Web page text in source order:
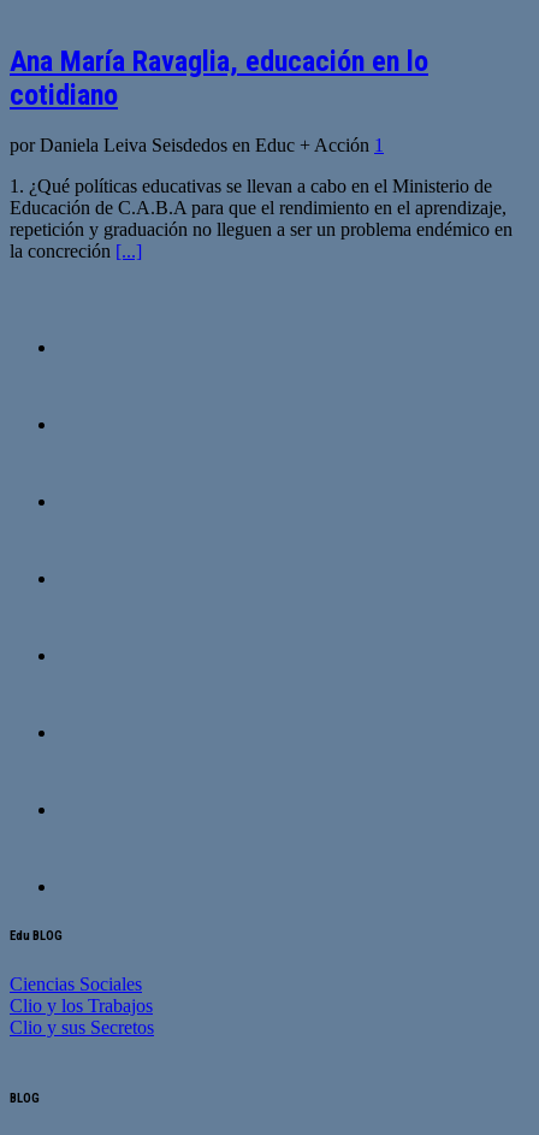
Ana María Ravaglia, educación en lo
cotidiano
por Daniela Leiva Seisdedos en Educ + Acción 1
1. ¿Qué políticas educativas se llevan a cabo en el Ministerio de
Educación de C.A.B.A para que el rendimiento en el aprendizaje,
repetición y graduación no lleguen a ser un problema endémico en
la concreción [...]
Edu BLOG
Ciencias Sociales
Clio y los Trabajos
Clio y sus Secretos
BLOG